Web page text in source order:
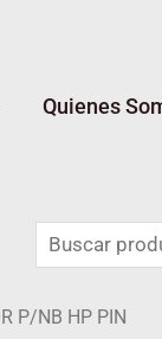
Quienes
Buscar
P/NB HP PIN